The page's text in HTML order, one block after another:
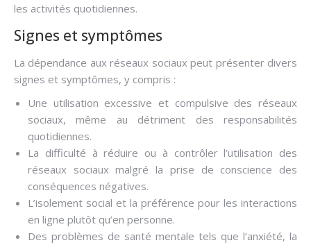
les activités quotidiennes.
Signes et symptômes
La dépendance aux réseaux sociaux peut présenter divers
signes et symptômes, y compris :
Une utilisation excessive et compulsive des réseaux
sociaux, même au détriment des responsabilités
quotidiennes.
La difficulté à réduire ou à contrôler l’utilisation des
réseaux sociaux malgré la prise de conscience des
conséquences négatives.
L’isolement social et la préférence pour les interactions
en ligne plutôt qu’en personne.
Des problèmes de santé mentale tels que l’anxiété, la